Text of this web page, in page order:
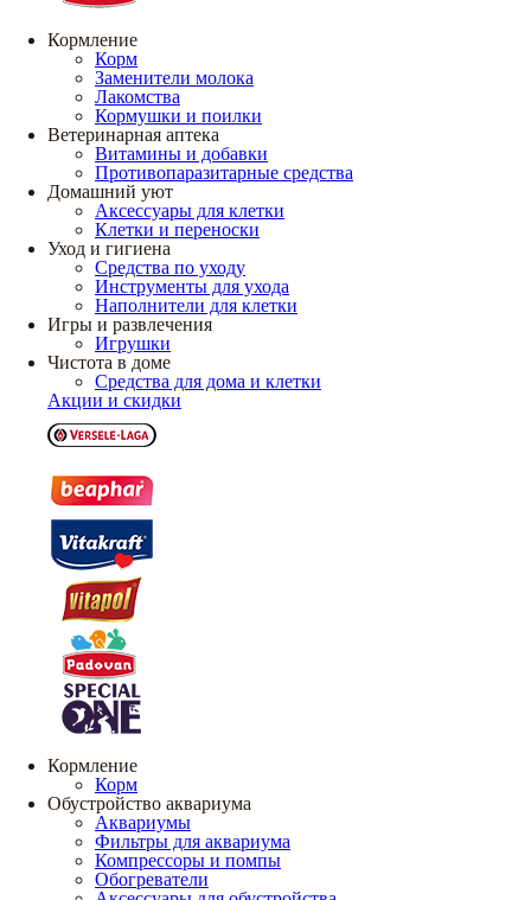
Кормление
Корм
Заменители молока
Лакомства
Кормушки и поилки
Ветеринарная аптека
Витамины и добавки
Противопаразитарные средства
Домашний уют
Аксессуары для клетки
Клетки и переноски
Уход и гигиена
Средства по уходу
Инструменты для ухода
Наполнители для клетки
Игры и развлечения
Игрушки
Чистота в доме
Средства для дома и клетки
Акции и скидки
Кормление
Корм
Обустройство аквариума
Аквариумы
Фильтры для аквариума
Компрессоры и помпы
Обогреватели